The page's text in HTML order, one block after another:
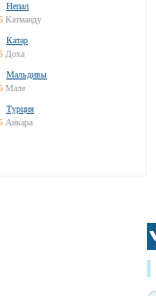
Непал
Катманду
Катар
Доха
Мальдивы
Мале
Турция
Анкара